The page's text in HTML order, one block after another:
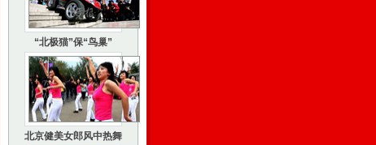
“北极猫”保“鸟巢”
北京健美女郎风中热舞